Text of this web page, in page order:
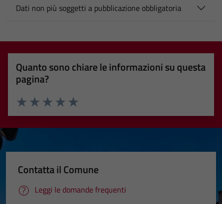
Dati non più soggetti a pubblicazione obbligatoria
Quanto sono chiare le informazioni su questa
pagina?
Valuta 5 stelle su 5
Valuta 4 stelle su 5
Valuta 3 stelle su 5
Valuta 2 stelle su 5
Valuta 1 stelle su 5
Contatta il Comune
Leggi le domande frequenti